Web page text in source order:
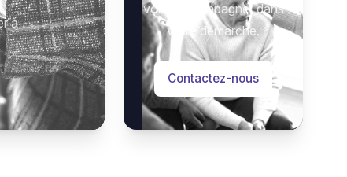
à
vous accompagner dans
votre démarche.
Contactez-nous